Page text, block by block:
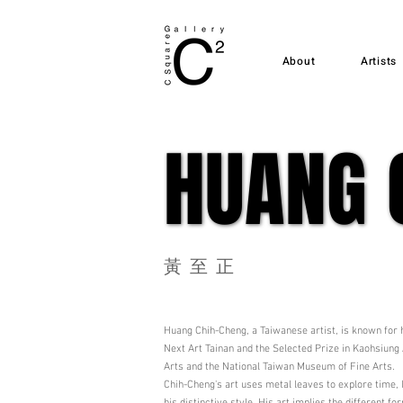
About Artists
HUANG
HUANG
​黃至正
Huang Chih-Cheng, a Taiwanese artist, is known
Next Art Tainan and the Selected Prize in
Arts and the National Taiwan Museum of Fine Arts.
Chih-Cheng's art uses metal leaves to explore